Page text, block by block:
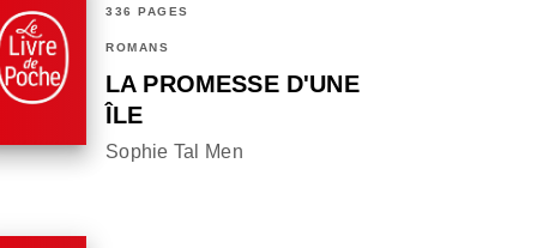
336 PAGES
ROMANS
LA PROMESSE D'UNE
ÎLE
Sophie Tal Men